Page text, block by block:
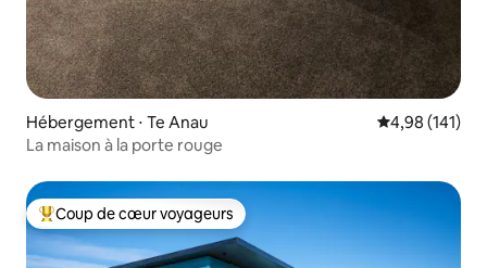
Hébergement ⋅ Te Anau Évaluation
4,98 (141)
La maison à la porte rouge
Coups de cœur voyageurs les plus appréciés
Coup de cœur voyageurs